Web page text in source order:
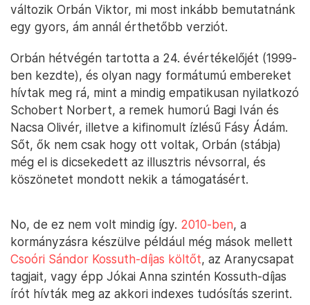
változik Orbán Viktor, mi most inkább bemutatnánk
egy gyors, ám annál érthetőbb verziót.
Orbán hétvégén tartotta a 24. évértékelőjét (1999-
ben kezdte), és olyan nagy formátumú embereket
hívtak meg rá, mint a mindig empatikusan nyilatkozó
Schobert Norbert, a remek humorú Bagi Iván és
Nacsa Olivér, illetve a kifinomult ízlésű Fásy Ádám.
Sőt, ők nem csak hogy ott voltak, Orbán (stábja)
még el is dicsekedett az illusztris névsorral, és
köszönetet mondott nekik a támogatásért.
No, de ez nem volt mindig így. 2010-ben, a
kormányzásra készülve például még mások mellett
Csoóri Sándor Kossuth-díjas költőt, az Aranycsapat
tagjait, vagy épp Jókai Anna szintén Kossuth-díjas
írót hívták meg az akkori indexes tudósítás szerint.